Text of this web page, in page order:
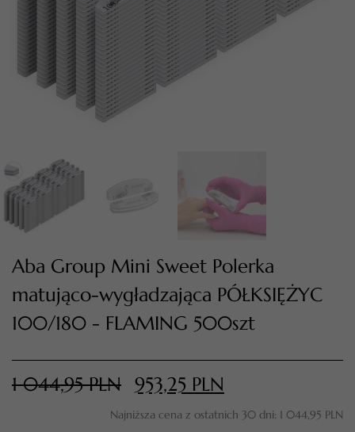
TWÓJ KOSZYK (0)
Suma koszyka (0)
Aba Group Mini Sweet Polerka
matująco-wygładzająca PÓŁKSIĘŻYC
100/180 - FLAMING 500szt
1 044,95PLN 953,25 PLN
Najniższa cena z ostatnich 30 dni: 1 044,95 PLN